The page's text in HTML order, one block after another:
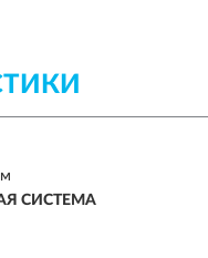
СИСТЕМА